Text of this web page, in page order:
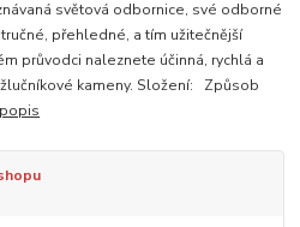
světová odbornice, své odborné
přehledné, a tím užitečnější
průvodci naleznete účinná, rychlá a
kameny. Složení: Způsob